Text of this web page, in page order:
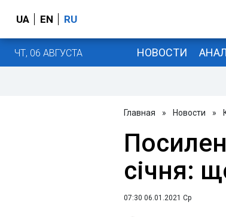
UA EN RU
ЧТ, 06 АВГУСТА НОВОСТИ
Главная » Новости »
січня:
07:30 06.01.2021 Ср